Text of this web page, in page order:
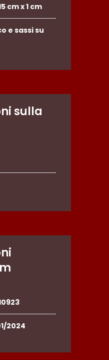
cm x 1 cm
e sassi su
sulla
2024